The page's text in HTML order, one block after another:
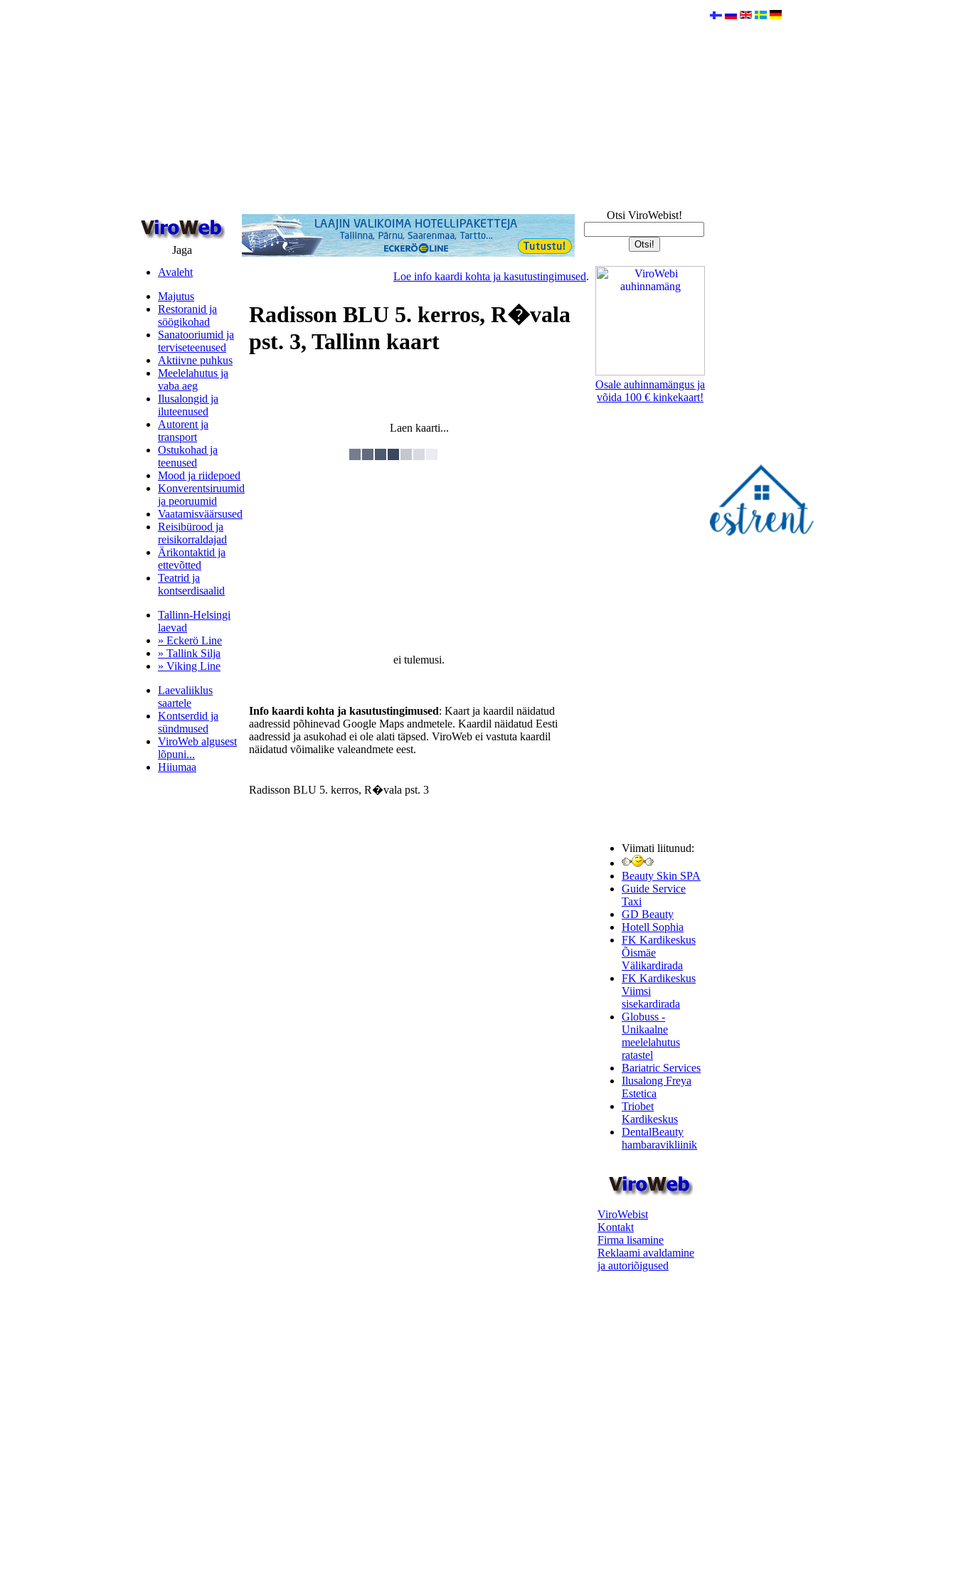
Jaga
Otsi ViroWebist!
Avaleht
Majutus
Restoranid ja
söögikohad
Sanatooriumid ja
terviseteenused
Aktiivne puhkus
Meelelahutus ja
vaba aeg
Ilusalongid ja
iluteenused
Autorent ja
transport
Ostukohad ja
teenused
Mood ja riidepoed
Konverentsiruumid
ja peoruumid
Vaatamisväärsused
Reisibürood ja
reisikorraldajad
Ärikontaktid ja
ettevõtted
Teatrid ja
kontserdisaalid
Tallinn-Helsingi
laevad
» Eckerö Line
» Tallink Silja
» Viking Line
Laevaliiklus
saartele
Kontserdid ja
sündmused
ViroWeb algusest
lõpuni...
Hiiumaa
Loe info kaardi kohta ja kasutustingimused.
Radisson BLU 5. kerros, R�vala
pst. 3, Tallinn kaart
Laen kaarti...
ei tulemusi.
Info kaardi kohta ja kasutustingimused: Kaart ja kaardil näidatud
aadressid põhinevad Google Maps andmetele. Kaardil näidatud Eesti
aadressid ja asukohad ei ole alati täpsed. ViroWeb ei vastuta kaardil
näidatud võimalike valeandmete eest.
Radisson BLU 5. kerros, R�vala pst. 3
Osale auhinnamängus ja
võida 100 € kinkekaart!
Viimati liitunud:
Beauty Skin SPA
Guide Service
Taxi
GD Beauty
Hotell Sophia
FK Kardikeskus
Õismäe
Välikardirada
FK Kardikeskus
Viimsi
sisekardirada
Globuss -
Unikaalne
meelelahutus
ratastel
Bariatric Services
Ilusalong Freya
Estetica
Triobet
Kardikeskus
DentalBeauty
hambaravikliinik
ViroWebist
Kontakt
Firma lisamine
Reklaami avaldamine
ja autoriõigused